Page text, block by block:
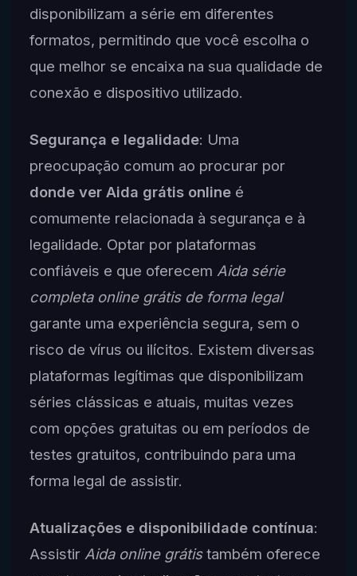
disponibilizam a série em diferentes
formatos, permitindo que você escolha o
que melhor se encaixa na sua qualidade de
conexão e dispositivo utilizado.
Segurança e legalidade: Uma
preocupação comum ao procurar por
donde ver Aida grátis onlineé
comumente relacionada à segurança e à
legalidade. Optar por plataformas
confiáveis e que oferecem Aida série
completa online grátis de forma legal
garante uma experiência segura, sem o
risco de vírus ou ilícitos. Existem diversas
plataformas legítimas que disponibilizam
séries clássicas e atuais, muitas vezes
com opções gratuitas ou em períodos de
testes gratuitos, contribuindo para uma
forma legal de assistir.
Atualizações e disponibilidade contínua:
Assistir Aida online grátistambém oferece